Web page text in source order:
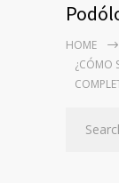
HOME
¿CÓMO